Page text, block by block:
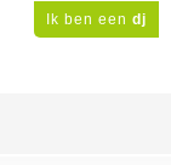
Ik ben een dj